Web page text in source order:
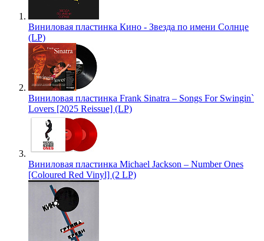
Виниловая пластинка Кино - Звезда по имени Солнце
(LP)
Виниловая пластинка Frank Sinatra – Songs For Swingin`
Lovers [2025 Reissue] (LP)
Виниловая пластинка Michael Jackson – Number Ones
[Coloured Red Vinyl] (2 LP)